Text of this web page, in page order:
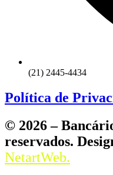
(21) 2445-4434
Política de
© 2026 –
reservados.
NetartWeb.